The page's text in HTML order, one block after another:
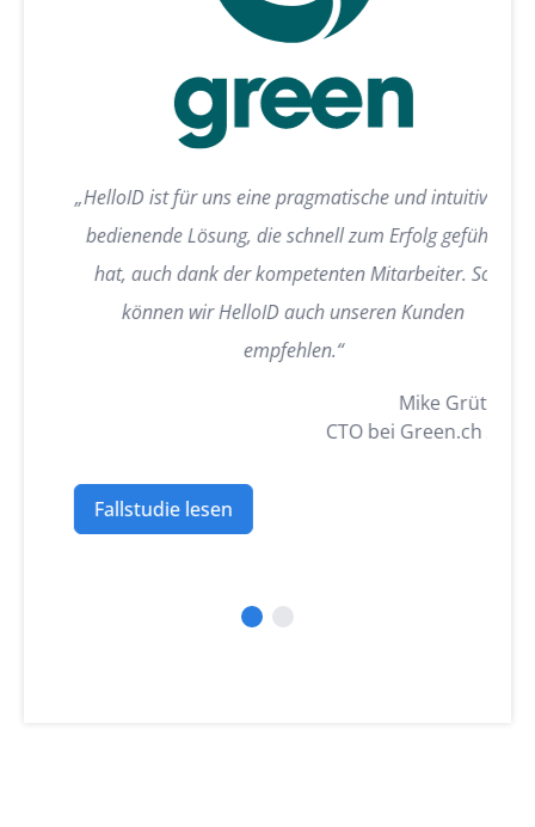
„HelloID ist für uns eine pragmatische und intuitiv zu
bedienende Lösung, die schnell zum Erfolg geführt
hat, auch dank der kompetenten Mitarbeiter. So
können wir HelloID auch unseren Kunden
empfehlen.“
Mike Grütter
CTO bei Green.ch AG
Fallstudie lesen